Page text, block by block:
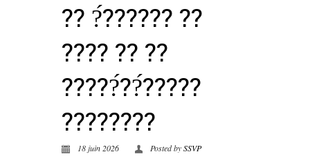
?? ?́?????? ??
???? ?? ??
?????́??́?????
????????
18 juin 2026 Posted bySSVP